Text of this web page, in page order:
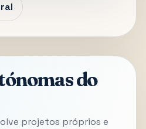
do
projetos próprios e